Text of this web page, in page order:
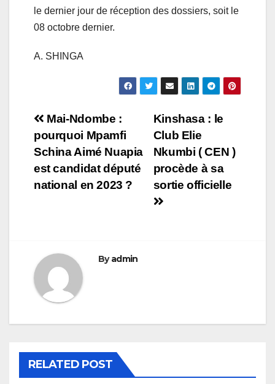
le dernier jour de réception des dossiers, soit le
08 octobre dernier.
A. SHINGA
Navigation
de
l’article
Kinshasa : le
Club Elie
Nkumbi ( CEN )
procède à sa
sortie officielle
Mai-Ndombe :
pourquoi Mpamfi
Schina Aimé Nuapia
est candidat député
national en 2023 ?
Byadmin
RELATED POST